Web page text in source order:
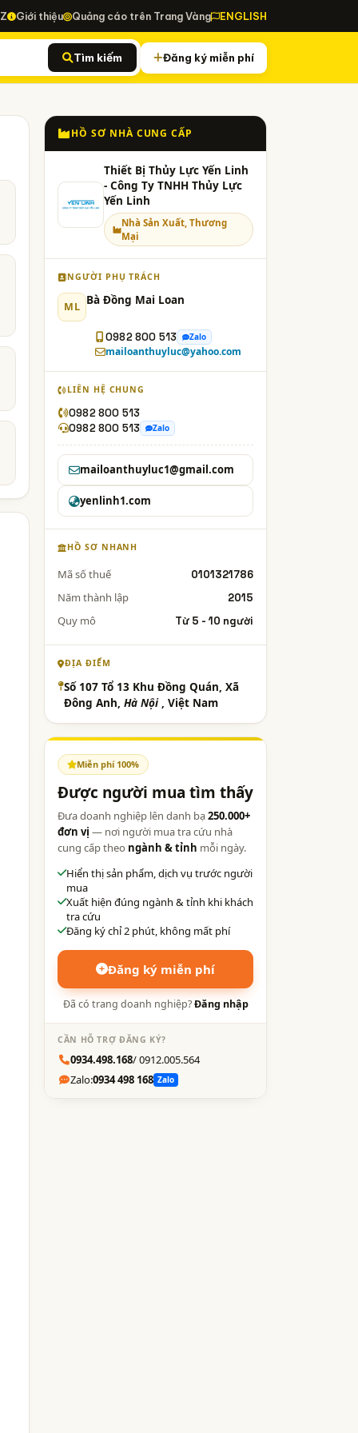
Giới thiệu Quảng cáo trên Trang Vàng ENGLISH
Tìm kiếm Đăng ký miễn phí
HỒ SƠ NHÀ CUNG CẤP
Thiết Bị Thủy Lực Yến Linh
- Công Ty TNHH Thủy Lực
Yến Linh
Nhà Sản Xuất, Thương
Mại
NGƯỜI PHỤ TRÁCH
ML Bà Đồng Mai Loan
0982 800 513 Zalo
mailoanthuyluc@yahoo.com
LIÊN HỆ CHUNG
0982 800 513
0982 800 513
Zalo
mailoanthuyluc1@gmail.com
yenlinh1.com
HỒ SƠ NHANH
Mã số thuế 0101321786
Năm thành lập 2015
Quy mô Từ 5 - 10 người
ĐỊA ĐIỂM
Số 107 Tổ 13 Khu Đồng Quán, Xã
Đông Anh, Hà Nội , Việt Nam
Miễn phí 100%
Được người mua tìm thấy
Đưa doanh nghiệp lên danh bạ250.000+
đơn vị — nơi người mua tra cứu nhà
cung cấp theo ngành & tỉnh mỗi ngày.
Hiển thị sản phẩm, dịch vụ trước người
mua
Xuất hiện đúng ngành & tỉnh khi khách
tra cứu
Đăng ký chỉ 2 phút, không mất phí
Đăng ký miễn phí
Đã có trang doanh nghiệp?Đăng nhập
CẦN HỖ TRỢ ĐĂNG KÝ?
0934.498.168/ 0912.005.564
Zalo:0934 498 168 Zalo